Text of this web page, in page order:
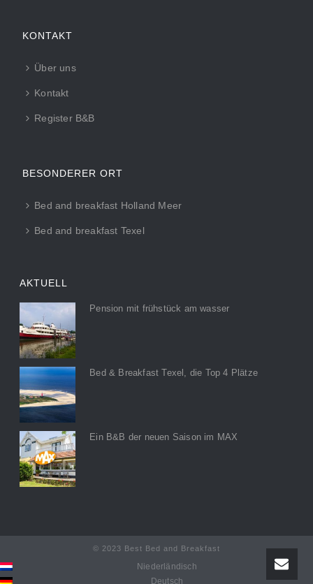
KONTAKT
Über uns
Kontakt
Register B&B
BESONDERER ORT
Bed and breakfast Holland Meer
Bed and breakfast Texel
AKTUELL
Pension mit frühstück am wasser
Bed & Breakfast Texel, die Top 4 Plätze
Ein B&B der neuen Saison im MAX
© 2023 Best Bed and Breakfast
Niederländisch
Deutsch